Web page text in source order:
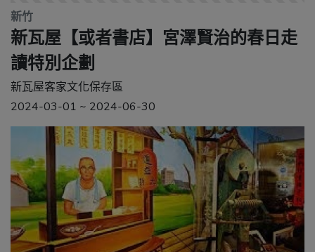
新竹
新瓦屋【或者書店】宮澤賢治的春日走
讀特別企劃
新瓦屋客家文化保存區
2024-03-01 ~ 2024-06-30